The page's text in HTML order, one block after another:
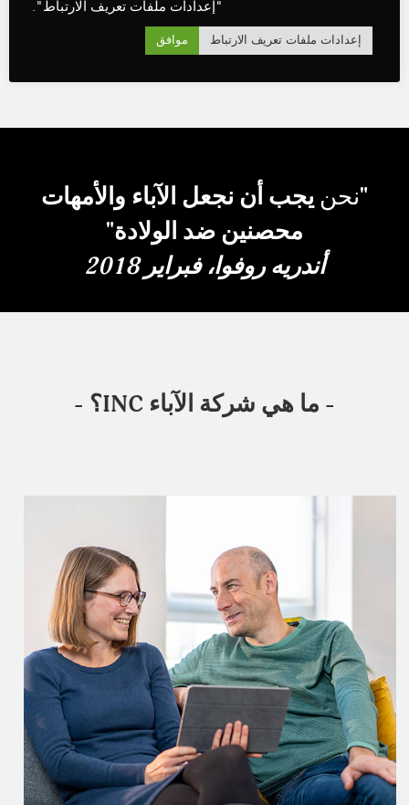
اطلب حزمة المعلومات
"نحن يجب أن نجعل الآباء والأمهات
محصنين ضد الولادة"
أندريه روفوا، فبراير 2018
- ما هي شركة الآباء INC؟ -
"إعدادات ملفات تعريف الارتباط".
إعدادات ملفات تعريف الارتباط موافق